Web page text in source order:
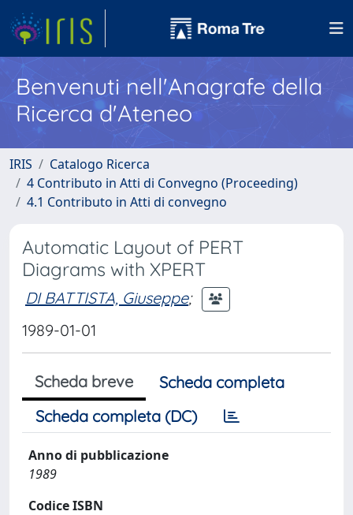
Benvenuti nell'Anagrafe della
Ricerca d'Ateneo
IRIS
Catalogo Ricerca
4 Contributo in Atti di Convegno (Proceeding)
4.1 Contributo in Atti di convegno
Automatic Layout of PERT
Diagrams with XPERT
DI BATTISTA, Giuseppe;
1989-01-01
Scheda breve
Scheda completa
Scheda completa (DC)
Anno di pubblicazione
1989
Codice ISBN